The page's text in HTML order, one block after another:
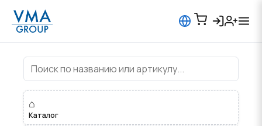
Автоматические выключатели
⌂
Каталог